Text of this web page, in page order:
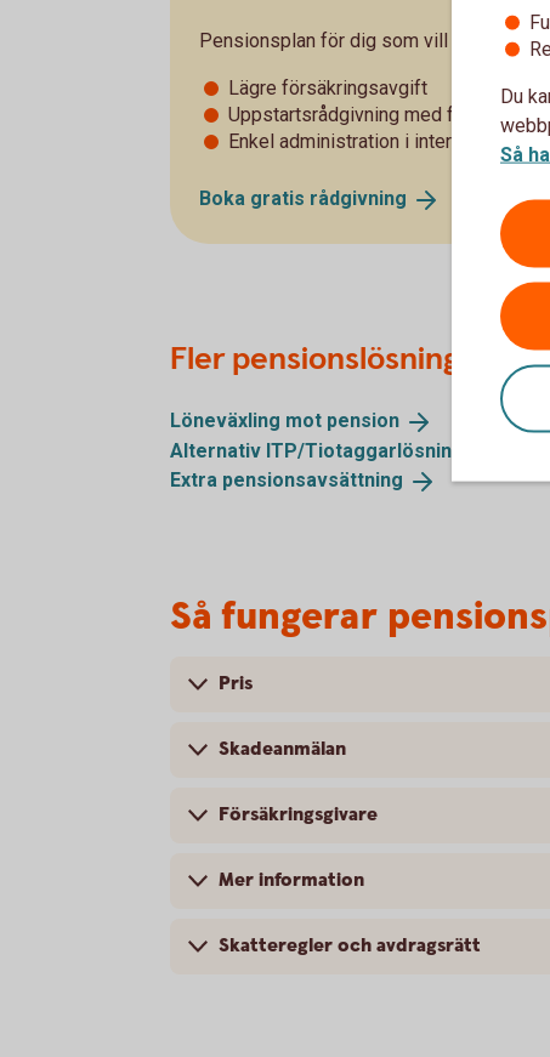
Pensionsplan för dig som vill sköta
Lägre försäkringsavgift
Uppstartsrådgivning med
Enkel administration i internetbanken
Boka gratis rådgivning
Fler pensionslösningar
Löneväxling mot pension
Alternativ ITP/Tiotaggarlösningar
Extra pensionsavsättning
Så fungerar
Pris
Skadeanmälan
Försäkringsgivare
Mer information
Skatteregler och avdragsrätt
Du
Så